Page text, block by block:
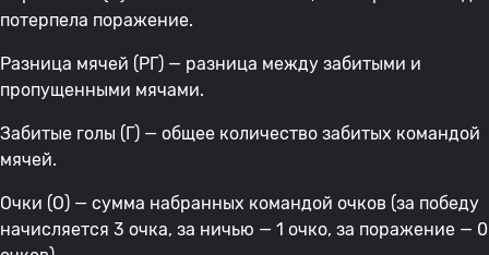
потерпела поражение.
Разница мячей (РГ) — разница между забитыми и
пропущенными мячами.
Забитые голы (Г) — общее количество забитых командой
мячей.
Очки (О) — сумма набранных командой очков (за победу
начисляется 3 очка, за ничью — 1 очко, за поражение — 0